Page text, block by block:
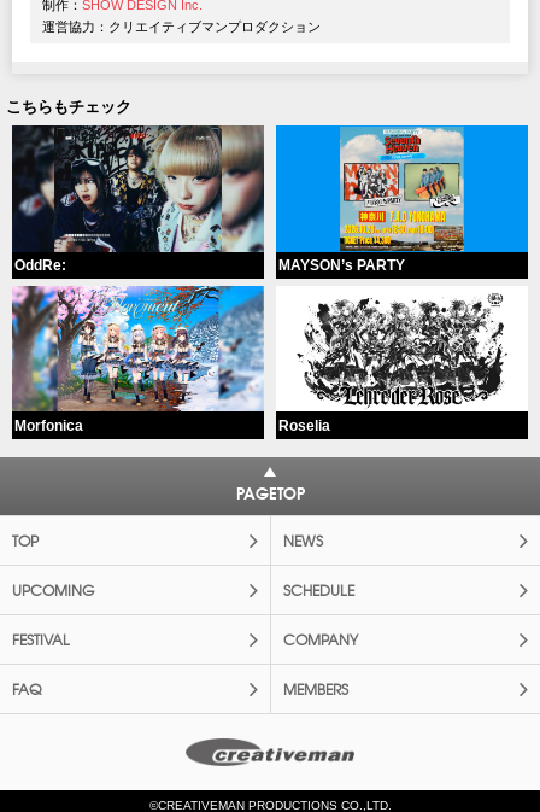
制作： SHOW DESIGN Inc.
運営協力：クリエイティブマンプロダクション
こちらもチェック
OddRe: MAYSON’s PARTY
Morfonica Roselia
PAGETOP
TOP NEWS
UPCOMING SCHEDULE
FESTIVAL COMPANY
FAQ MEMBERS
©CREATIVEMAN PRODUCTIONS CO.,LTD.